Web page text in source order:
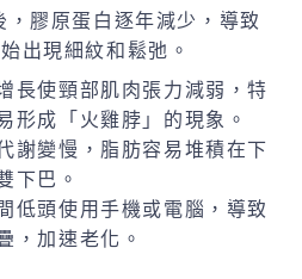
膠原蛋白逐年減少，導致
出現細紋和鬆弛。
長使頸部肌肉張力減弱，特
形成「火雞脖」的現象。
謝變慢，脂肪容易堆積在下
下巴。
低頭使用手機或電腦，導致
，加速老化。